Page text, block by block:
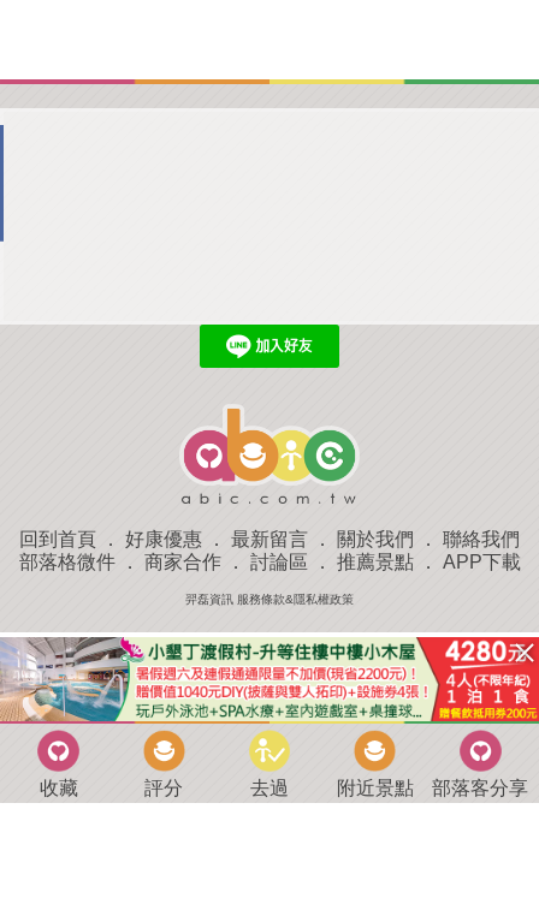
回到首頁 ． 好康優惠 ． 最新留言 ． 關於我們 ． 聯絡我們
部落格微件． 商家合作． 討論區 ． 推薦景點． APP下載
羿磊資訊 服務條款&隱私權政策
收藏 評分 去過 附近景點 部落客分享